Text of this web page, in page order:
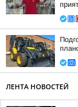
ЛЕНТА НОВОСТЕЙ